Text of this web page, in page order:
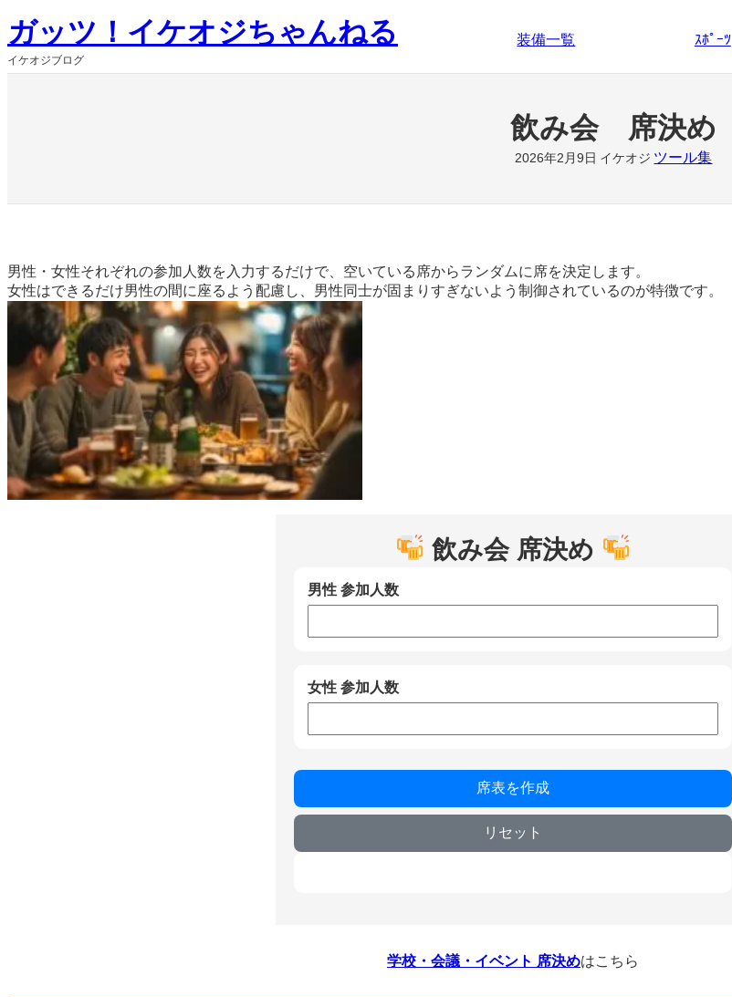
容
を
ス
ガッツ！イケオジちゃんねる
イケオジブログ
装備一覧 ｽﾎﾟｰﾂ
飲み会 席決め
2026年2月9日 イケオジ ツール集
男性・女性それぞれの参加人数を入力するだけで、空いている席からランダムに席を決定します。
女性はできるだけ男性の間に座るよう配慮し、男性同士が固まりすぎないよう制御されているのが特徴です。
飲み会 席決め
男性 参加人数
女性 参加人数
席表を作成
リセット
学校・会議・イベント 席決めはこちら